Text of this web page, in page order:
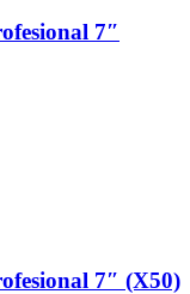
7″
7″ (X50)